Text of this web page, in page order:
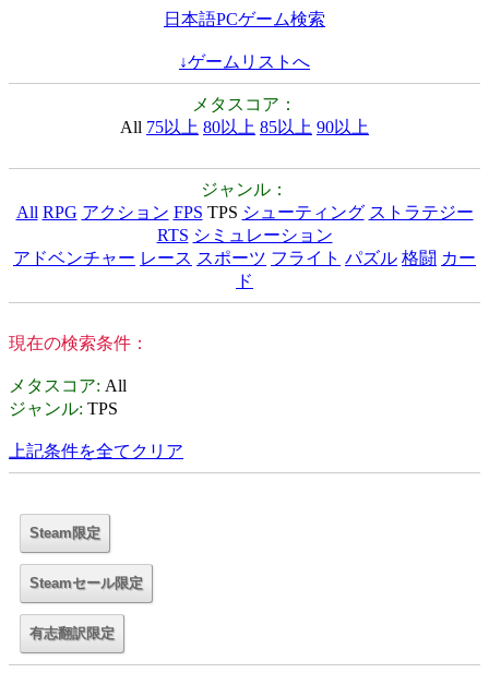
日本語PCゲーム検索
↓ゲームリストへ
メタスコア：
All 75以上 80以上 85以上 90以上
ジャンル：
All RPG アクション FPS TPS シューティング ストラテジー
RTS シミュレーション
アドベンチャー レース スポーツ フライト パズル 格闘 カー
ド
現在の検索条件：
メタスコア: All
ジャンル: TPS
上記条件を全てクリア